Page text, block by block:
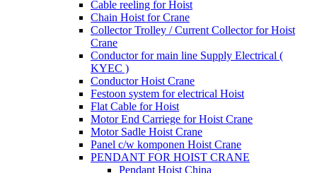
Cable reeling for Hoist
Chain Hoist for Crane
Collector Trolley / Current Collector for Hoist
Crane
Conductor for main line Supply Electrical (
KYEC )
Conductor Hoist Crane
Festoon system for electrical Hoist
Flat Cable for Hoist
Motor End Carriege for Hoist Crane
Motor Sadle Hoist Crane
Panel c/w komponen Hoist Crane
PENDANT FOR HOIST CRANE
Pendant Hoist China